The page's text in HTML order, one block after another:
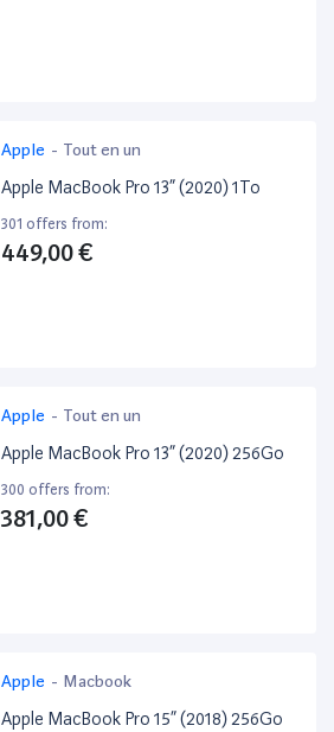
Apple - Tout en un
Apple MacBook Pro 13” (2020) 1To
301 offers from:
449,00 €
Apple - Tout en un
Apple MacBook Pro 13” (2020) 256Go
300 offers from:
381,00 €
Apple - Macbook
Apple MacBook Pro 15” (2018) 256Go